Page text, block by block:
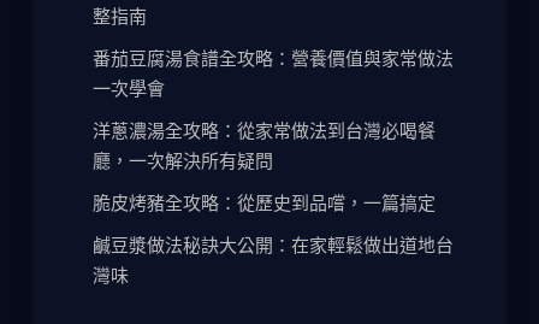
整指南
番茄豆腐湯食譜全攻略：營養價值與家常做法
一次學會
洋蔥濃湯全攻略：從家常做法到台灣必喝餐
廳，一次解決所有疑問
脆皮烤豬全攻略：從歷史到品嚐，一篇搞定
鹹豆漿做法秘訣大公開：在家輕鬆做出道地台
灣味